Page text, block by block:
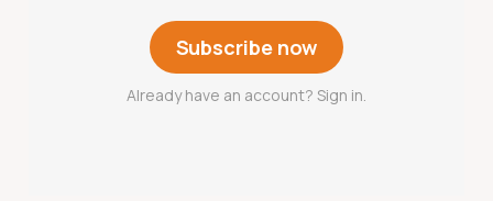
Subscribe now
Already have an account? Sign in.